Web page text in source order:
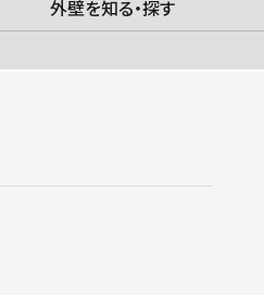
外壁を知る・探す